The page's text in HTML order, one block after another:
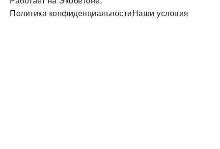
Политика конфиденциальности Наши условия